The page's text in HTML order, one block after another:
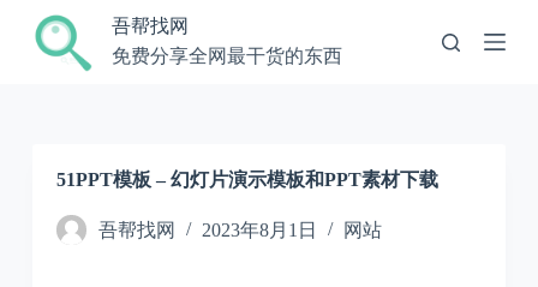
跳
过
吾帮找网
免费分享全网最干货的东西
51PPT模板 – 幻灯片演示模板和PPT素材下载
吾帮找网 2023年8月1日 网站